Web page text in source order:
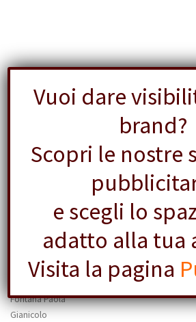
TRASTEVERE
Arco de’ Tolomei
Bosco Parrasio
Casa di Ettore Fieramosca
Conservatorio di S.Pasquale Baylon
Excubitorium
Fontana del Prigione
Fontana del Timone
Fontana Paola
Gianicolo
Vuoi dare
brand?
Scopri le nostre
e scegli lo
adatto alla tua
Visita la pagina